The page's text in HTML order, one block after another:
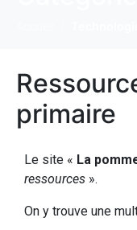
primaire
Le site « La
ressources ».
On y trouve une